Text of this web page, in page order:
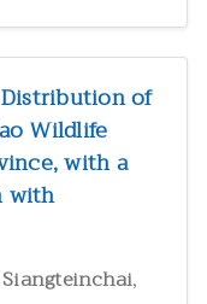
of
Wildlife
with a
with
,